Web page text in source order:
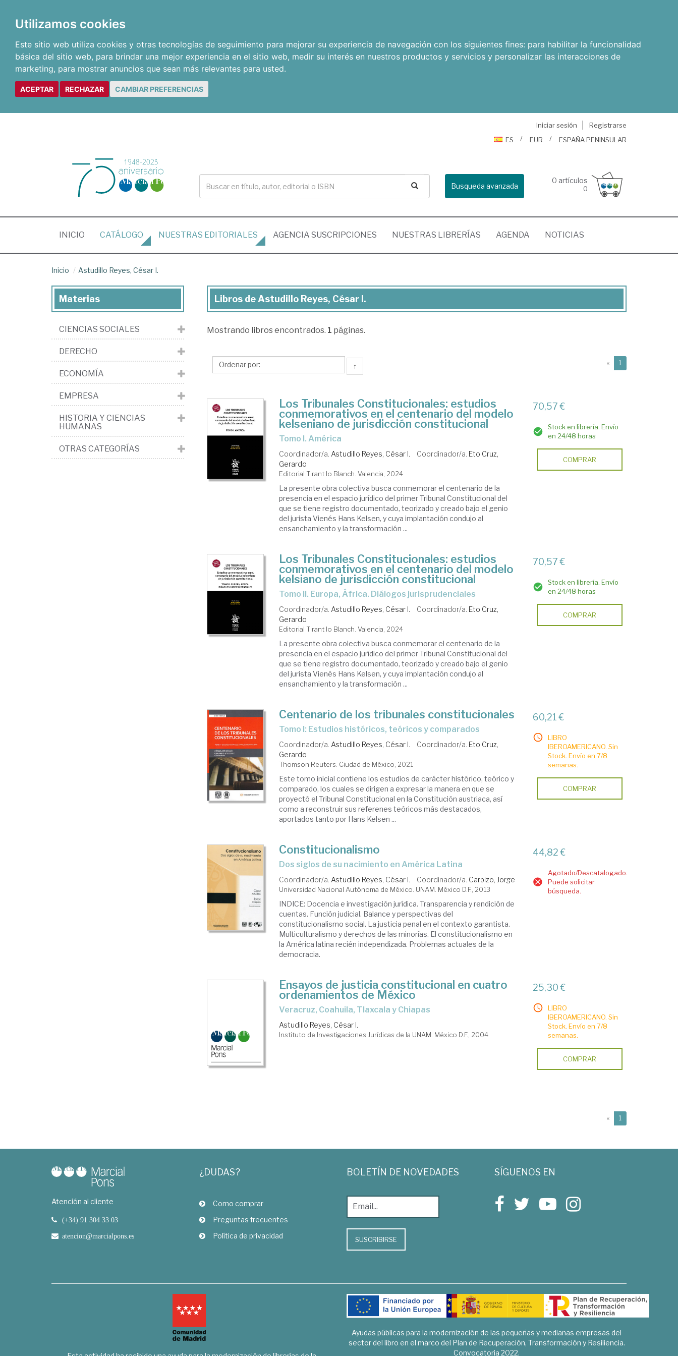
Utilizamos cookies
Este sitio web utiliza cookies y otras tecnologías de seguimiento para mejorar su experiencia de navegación con los siguientes fines: para habilitar la funcionalidad
básica del sitio web, para brindar una mejor experiencia en el sitio web, medir su interés en nuestros productos y servicios y personalizar las interacciones de
marketing, para mostrar anuncios que sean más relevantes para usted.
ACEPTAR RECHAZAR CAMBIAR PREFERENCIAS
Iniciar sesión
Registrarse
ES
EUR ESPAÑA PENINSULAR
Busqueda avanzada
0 artículos
0
INICIO (CURRENT)
CATÁLOGO NUESTRAS EDITORIALES AGENCIA SUSCRIPCIONES NUESTRAS LIBRERÍAS AGENDA NOTICIAS
Inicio Astudillo Reyes, César I.
Libros
Astudillo
César
Libros de Astudillo Reyes, César I.
Mostrando libros encontrados. 1 páginas.
↑ « 1
Los Tribunales Constitucionales: estudios
conmemorativos en el centenario del modelo
kelseniano de jurisdicción constitucional
Tomo I. América
Coordinador/a. Astudillo Reyes, César I. Coordinador/a. Eto Cruz,
Gerardo
Editorial Tirant lo Blanch. Valencia, 2024
La presente obra colectiva busca conmemorar el centenario de la
presencia en el espacio jurídico del primer Tribunal Constitucional del
que se tiene registro documentado, teorizado y creado bajo el genio
del jurista Vienés Hans Kelsen, y cuya implantación condujo al
ensanchamiento y la transformación ...
70,57 €
Stock en librería. Envío
en 24/48 horas
COMPRAR
Los Tribunales Constitucionales: estudios
conmemorativos en el centenario del modelo
kelsiano de jurisdicción constitucional
Tomo II. Europa, África. Diálogos jurisprudenciales
Coordinador/a. Astudillo Reyes, César I. Coordinador/a. Eto Cruz,
Gerardo
Editorial Tirant lo Blanch. Valencia, 2024
La presente obra colectiva busca conmemorar el centenario de la
presencia en el espacio jurídico del primer Tribunal Constitucional del
que se tiene registro documentado, teorizado y creado bajo el genio
del jurista Vienés Hans Kelsen, y cuya implantación condujo al
ensanchamiento y la transformación ...
70,57 €
Stock en librería. Envío
en 24/48 horas
COMPRAR
Centenario de los tribunales constitucionales
Tomo I: Estudios históricos, teóricos y comparados
Coordinador/a. Astudillo Reyes, César I. Coordinador/a. Eto Cruz,
Gerardo
Thomson Reuters. Ciudad de México, 2021
Este tomo inicial contiene los estudios de carácter histórico, teórico y
comparado, los cuales se dirigen a expresar la manera en que se
proyectó el Tribunal Constitucional en la Constitución austriaca, así
como a reconstruir sus referenes teóricos más destacados,
aportados tanto por Hans Kelsen ...
60,21 €
LIBRO
IBEROAMERICANO. Sin
Stock. Envío en 7/8
semanas.
COMPRAR
Constitucionalismo
dos siglos de su nacimiento en América Latina
Coordinador/a. Astudillo Reyes, César I. Coordinador/a. Carpizo, Jorge
Universidad Nacional Autónoma de México. UNAM. México D.F., 2013
INDICE: Docencia e investigación jurídica. Transparencia y rendición de
cuentas. Función judicial. Balance y perspectivas del
constitucionalismo social. La justicia penal en el contexto garantista.
Multiculturalismo y derechos de las minorías. El constitucionalismo en
la América latina recién independizada. Problemas actuales de la
democracia.
44,82 €
Agotado/Descatalogado.
Puede solicitar
búsqueda.
Ensayos de justicia constitucional en cuatro
ordenamientos de México
Veracruz, Coahuila, Tlaxcala y Chiapas
Astudillo Reyes, César I.
Instituto de Investigaciones Jurídicas de la UNAM. México D.F., 2004
25,30 €
LIBRO
IBEROAMERICANO. Sin
Stock. Envío en 7/8
semanas.
COMPRAR
« 1
Materias
CIENCIAS SOCIALES
DERECHO
ECONOMÍA
EMPRESA
HISTORIA Y CIENCIAS
HUMANAS
OTRAS CATEGORÍAS
Atención al cliente
(+34) 91 304 33 03
atencion@marcialpons.es
¿DUDAS?
Como comprar
Preguntas frecuentes
Política de privacidad
BOLETÍN DE NOVEDADES
SUSCRIBIRSE
SÍGUENOS EN
Ayudas públicas para la modernización de las pequeñas y medianas empresas del
sector del libro en el marco del Plan de Recuperación, Transformación y Resiliencia.
Convocatoria 2022.